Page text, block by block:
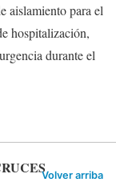
aislamiento para el
hospitalización,
durante el
Volver arriba